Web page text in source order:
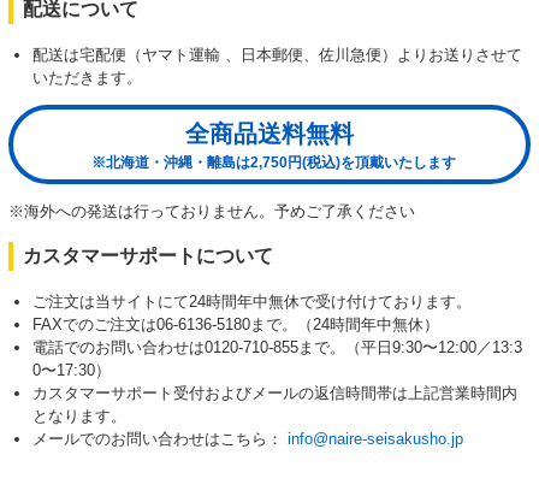
配送について
配送は宅配便（ヤマト運輸 、日本郵便、佐川急便）よりお送りさせて
いただきます。
全商品送料無料
※北海道・沖縄・離島は2,750円(税込)を頂戴いたします
※海外への発送は行っておりません。予めご了承ください
カスタマーサポートについて
ご注文は当サイトにて24時間年中無休で受け付けております。
FAXでのご注文は06-6136-5180まで。（24時間年中無休）
電話でのお問い合わせは0120-710-855まで。（平日9:30〜12:00／13:3
0〜17:30）
カスタマーサポート受付およびメールの返信時間帯は上記営業時間内
となります。
メールでのお問い合わせはこちら： info@naire-seisakusho.jp